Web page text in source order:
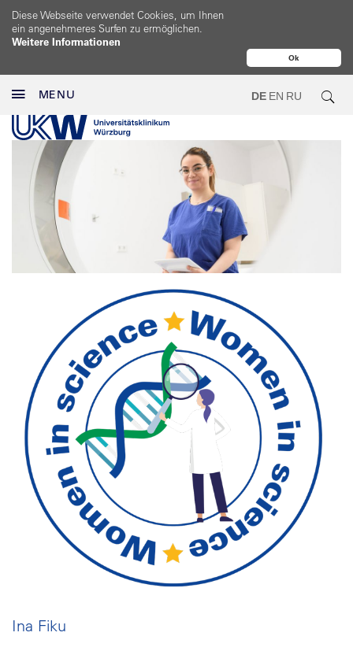
Ok
Diese Webseite verwendet Cookies, um Ihnen
ein angenehmeres Surfen zu ermöglichen.
Weitere Informationen
MENU DE EN RU
Ina Fiku